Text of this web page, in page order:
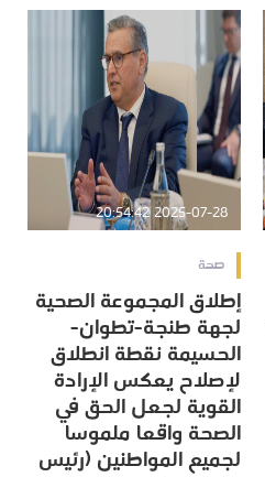
2025-07-28 20:54:42
صحة
إطلاق المجموعة الصحية
لجهة طنجة-تطوان-
الحسيمة نقطة انطلاق
لإصلاح يعكس الإرادة
القوية لجعل الحق في
الصحة واقعا ملموسا
لجميع المواطنين (رئيس